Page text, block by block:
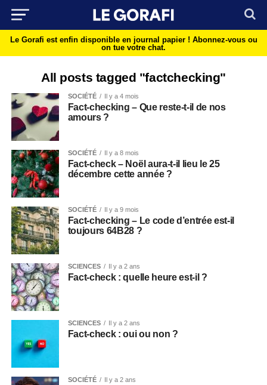
Le Gorafi est enfin disponible en journal papier ! Abonnez-vous ou
on tue votre chat.
All posts tagged "factchecking"
SOCIÉTÉ Il y a 4 mois
Fact-checking – Que reste-t-il de nos
amours ?
SOCIÉTÉ Il y a 8 mois
Fact-check – Noël aura-t-il lieu le 25
décembre cette année ?
SOCIÉTÉ Il y a 9 mois
Fact-checking – Le code d’entrée est-il
toujours 64B28 ?
SCIENCES Il y a 2 ans
Fact-check : quelle heure est-il ?
SCIENCES Il y a 2 ans
Fact-check : oui ou non ?
SOCIÉTÉ Il y a 2 ans